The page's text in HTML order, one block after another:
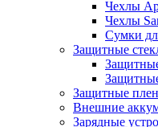
Чехлы
Чехлы
Сумки
Защитные
Защитные
Внешние
Зарядные